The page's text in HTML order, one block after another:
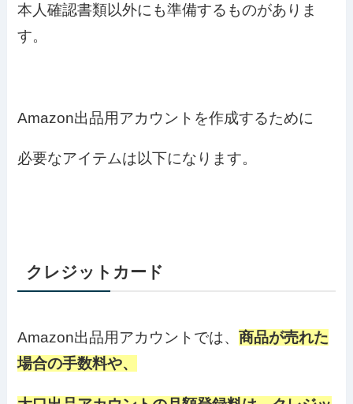
本人確認書類以外にも準備するものがありま
す。
Amazon出品用アカウントを作成するために
必要なアイテムは以下になります。
クレジットカード
Amazon出品用アカウントでは、商品が売れた
場合の手数料や、